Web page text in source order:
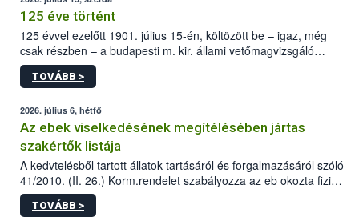
125 éve történt
125 évvel ezelőtt 1901. július 15-én, költözött be – igaz, még
csak részben – a budapesti m. kir. állami vetőmagvizsgáló
állomás a Kis Rókus utca 15. szám alatti, Czigler Győző által
tervezett új épületébe.
TOVÁBB >
2026. július 6, hétfő
Az ebek viselkedésének megítélésében jártas
szakértők listája
A kedvtelésből tartott állatok tartásáról és forgalmazásáról szóló
41/2010. (II. 26.) Korm.rendelet szabályozza az eb okozta fizikai
sérülés, illetve ennek veszélye keletkezésekor felmerülő
hatósági feladatokat, valamint a veszélyes eb tartását és annak
TOVÁBB >